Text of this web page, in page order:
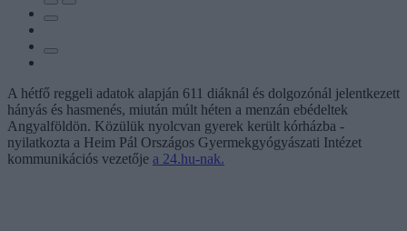
A hétfő reggeli adatok alapján 611 diáknál és dolgozónál jelentkezett
hányás és hasmenés, miután múlt héten a menzán ebédeltek
Angyalföldön. Közülük nyolcvan gyerek került kórházba -
nyilatkozta a Heim Pál Országos Gyermekgyógyászati Intézet
kommunikációs vezetője a 24.hu-nak.